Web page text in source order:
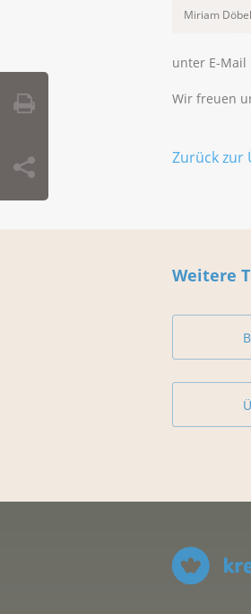
Miriam
unter E-Mail
Wir freuen
Zurück zur
Weitere